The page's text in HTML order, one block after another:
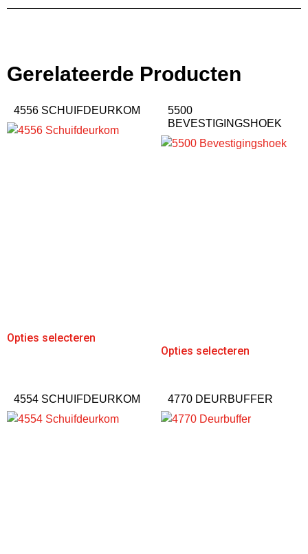
Gerelateerde Producten
4556 SCHUIFDEURKOM
Opties selecteren
5500
BEVESTIGINGSHOEK
Opties selecteren
4554 SCHUIFDEURKOM 4770 DEURBUFFER